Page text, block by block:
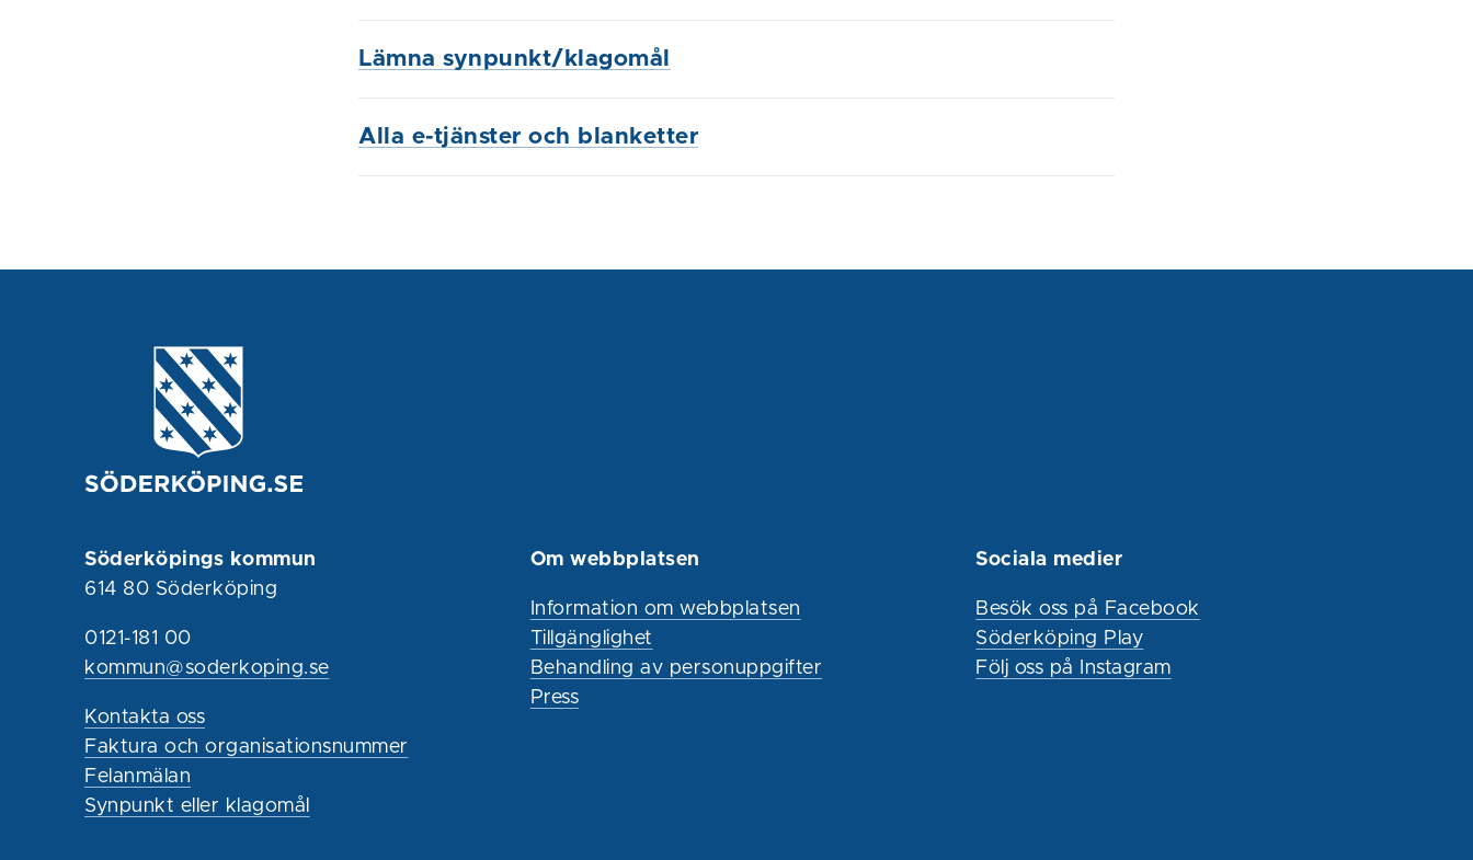
Lämna synpunkt/klagomål
Alla e-tjänster och blanketter
Söderköpings kommun
614 80 Söderköping
0121-181 00
kommun@soderkoping.se
Kontakta oss
Faktura och organisationsnummer
Felanmälan
Synpunkt eller klagomål
Om webbplatsen
Information om webbplatsen
Tillgänglighet
Behandling av personuppgifter
Press
Sociala medier
Besök oss på Facebook
Söderköping Play
Följ oss på Instagram